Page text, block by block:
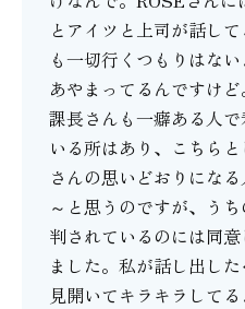
とアイツと上司が話し
も一切行くつもりはな
あやまってるんですけど
課長さんも一癖ある人
いる所はあり、こちら
さんの思いどおりにな
～と思うのですが、う
判されているのには同
ました。私が話し出し
見開いてキラキラして